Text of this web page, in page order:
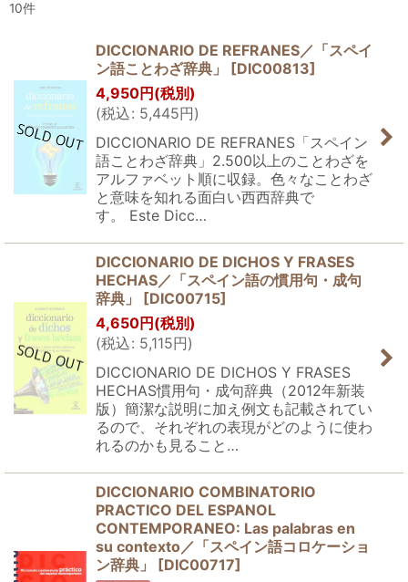
絞り込む
10件
DICCIONARIO DE REFRANES／「スペイ
ン語ことわざ辞典」
[DIC00813]
4,950円 (税別)
(税込: 5,445円)
DICCIONARIO DE REFRANES「スペイン
語ことわざ辞典」2.500以上のことわざを
アルファベット順に収録。色々なことわざ
と意味を知れる面白い西西辞典で
す。 Este Dicc…
DICCIONARIO DE DICHOS Y FRASES
HECHAS／「スペイン語の慣用句・成句
辞典」
[DIC00715]
4,650円 (税別)
(税込: 5,115円)
DICCIONARIO DE DICHOS Y FRASES
HECHAS慣用句・成句辞典（2012年新装
版）簡潔な説明に加え例文も記載されてい
るので、それぞれの表現がどのように使わ
れるのかも見ること…
DICCIONARIO COMBINATORIO
PRACTICO DEL ESPANOL
CONTEMPORANEO: Las palabras en
su contexto／「スペイン語コロケーショ
ン辞典」
[DIC00717]